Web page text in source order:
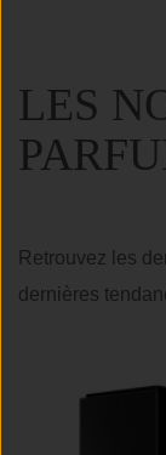
LES
Retrouvez les
dernières